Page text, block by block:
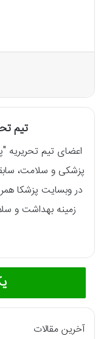
تیم
اعضای تیم تحریریه
پزشکی و سلامت،
در وبسایت پزشکا
زمینه بهداشت و
آخرین مقالات